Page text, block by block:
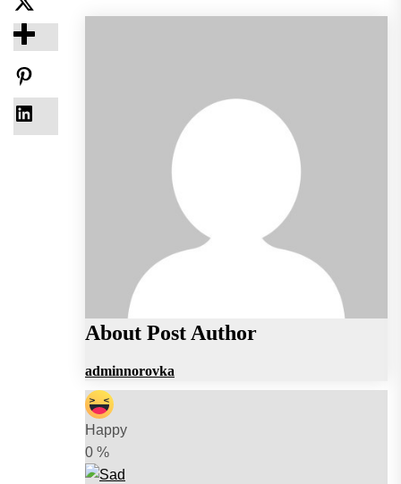
About Post Author
adminnorovka
Happy
0 %